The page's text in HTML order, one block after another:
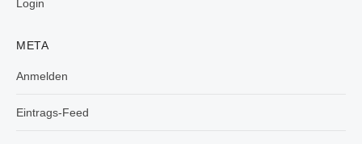
Login
META
Anmelden
Eintrags-Feed